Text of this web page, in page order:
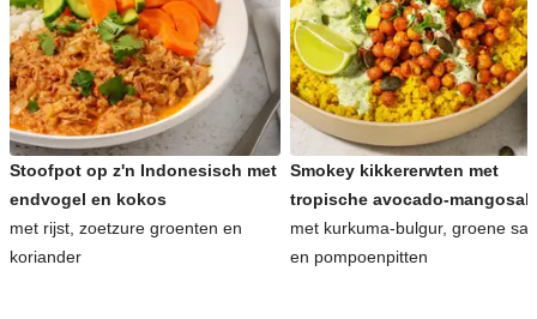
Stoofpot op z'n Indonesisch met
endvogel en kokos
met rijst, zoetzure groenten en
koriander
Smokey kikkererwten met
tropische avocado-
met kurkuma-bulgur, groene
en pompoenpitten